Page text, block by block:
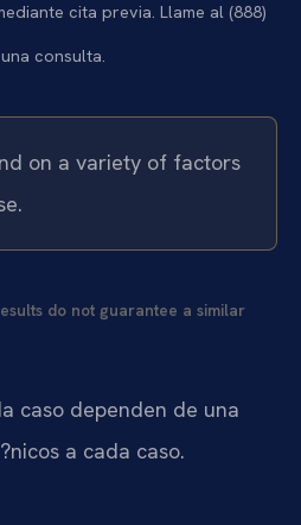
cita previa. Llame al (888)
consulta.
on a variety of factors
do not guarantee a similar
caso dependen de una
a cada caso.